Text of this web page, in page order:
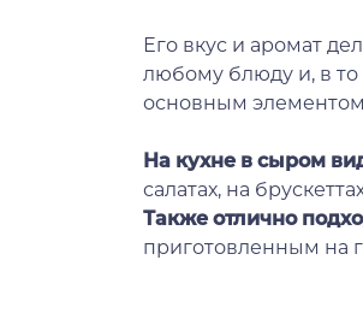
Его вкус и аромат
любому блюду и, в
основным
На кухне в сыром
салатах, на
Также отлично
приготовленным на